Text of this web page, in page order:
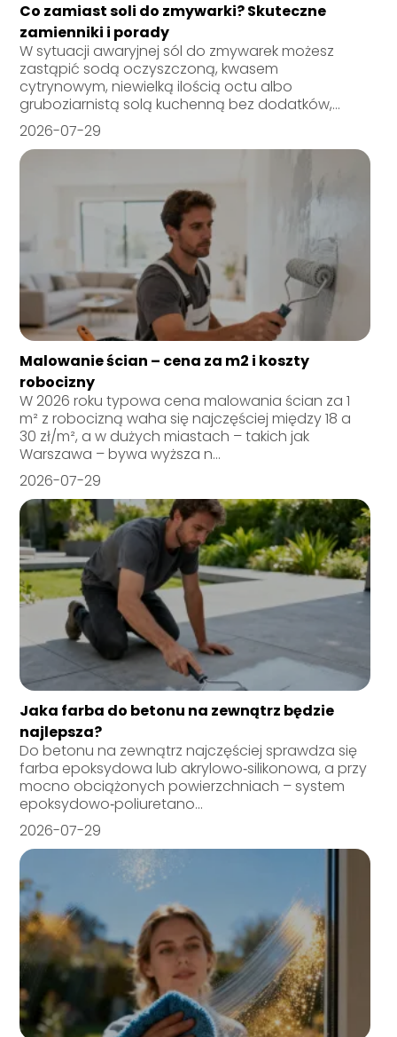
Co zamiast soli do zmywarki? Skuteczne
zamienniki i porady
W sytuacji awaryjnej sól do zmywarek możesz
zastąpić sodą oczyszczoną, kwasem
cytrynowym, niewielką ilością octu albo
gruboziarnistą solą kuchenną bez dodatków,...
2026-07-29
Malowanie ścian – cena za m2 i koszty
robocizny
W 2026 roku typowa cena malowania ścian za 1
m² z robocizną waha się najczęściej między 18 a
30 zł/m², a w dużych miastach – takich jak
Warszawa – bywa wyższa n...
2026-07-29
Jaka farba do betonu na zewnątrz będzie
najlepsza?
Do betonu na zewnątrz najczęściej sprawdza się
farba epoksydowa lub akrylowo‑silikonowa, a przy
mocno obciążonych powierzchniach – system
epoksydowo‑poliuretano...
2026-07-29